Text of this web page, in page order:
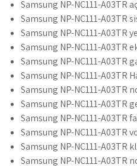
Samsung NP-NC111-A03TR
Samsung NP-NC111-A03TR
Samsung NP-NC111-A03TR
Samsung NP-NC111-A03TR
Samsung NP-NC111-
Samsung NP-NC111-A03TR
Samsung NP-NC111-
Samsung NP-NC111-A03TR
Samsung NP-NC111-A03TR
Samsung NP-NC111-A03TR
Samsung NP-NC111-A03TR
Samsung NP-NC111-A03TR